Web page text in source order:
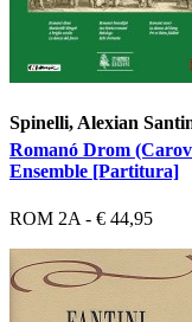
Spinelli, Alexian
Romanó Drom
Ensemble [Partitura]
ROM 2A - € 44,95